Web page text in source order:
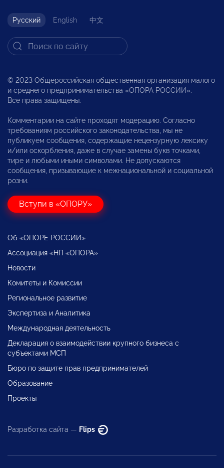
Русский English 中文
© 2023 Общероссийская общественная организация малого
и среднего предпринимательства «ОПОРА РОССИИ».
Все права защищены.
Комментарии на сайте проходят модерацию. Согласно
требованиям российского законодательства, мы не
публикуем сообщения, содержащие нецензурную лексику
и/или оскорбления, даже в случае замены букв точками,
тире и любыми иными символами. Не допускаются
сообщения, призывающие к межнациональной и социальной
розни.
Вступи в «ОПОРУ»
Об «ОПОРЕ РОССИИ»
Ассоциация «НП «ОПОРА»
Новости
Комитеты и Комиссии
Региональное развитие
Экспертиза и Аналитика
Международная деятельность
Декларация о взаимодействии крупного бизнеса с
субъектами МСП
Бюро по защите прав предпринимателей
Образование
Проекты
Разработка сайта — Flips